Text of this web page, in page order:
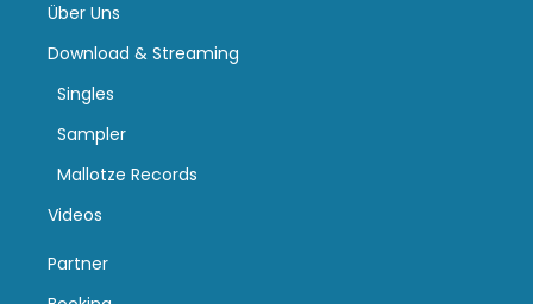
Über Uns
Download & Streaming
Singles
Sampler
Mallotze Records
Videos
Partner